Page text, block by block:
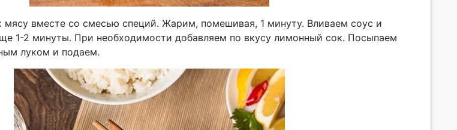
мясу вместе со смесью специй. Жарим, помешивая, 1 минуту. Вливаем соус и
1-2 минуты. При необходимости добавляем по вкусу лимонный сок. Посыпаем
луком и подаем.